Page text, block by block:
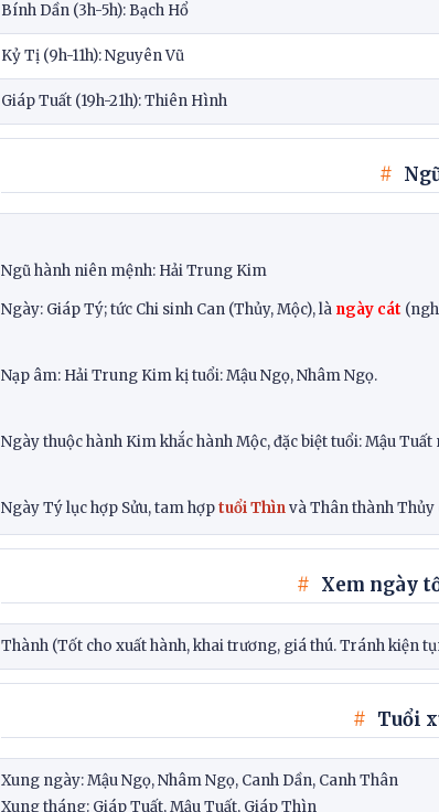
Bính Dần (3h-5h): Bạch Hổ
Kỷ Tị (9h-11h): Nguyên Vũ
Giáp Tuất (19h-21h): Thiên Hình
Ngũ hành niên mệnh: Hải Trung Kim
Ngày: Giáp Tý; tức Chi sinh Can (Thủy, Mộc), là ngày cát
Nạp âm: Hải Trung Kim kị tuổi: Mậu Ngọ, Nhâm Ngọ.
Ngày thuộc hành Kim khắc hành Mộc, đặc biệt tuổi: Mậu
Ngày Tý lục hợp Sửu, tam hợptuổi Thìnvà Thân thành Thủy
Xem ngày
Thành (Tốt cho xuất hành, khai trương, giá thú. Tránh kiện
Tuổi
Xung ngày: Mậu Ngọ, Nhâm Ngọ, Canh Dần, Canh Thân
Xung tháng: Giáp Tuất, Mậu Tuất, Giáp Thìn